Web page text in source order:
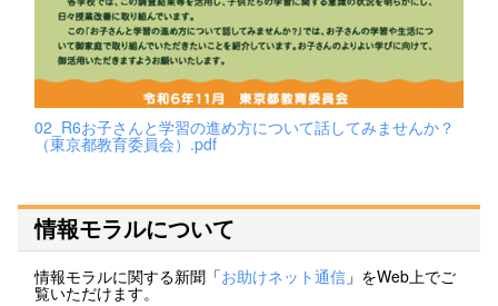
02_R6お子さんと学習の進め方について話してみませんか？
（東京都教育委員会）.pdf
情報モラルについて
情報モラルに関する新聞「お助けネット通信 」をWeb上でご
覧いただけます。